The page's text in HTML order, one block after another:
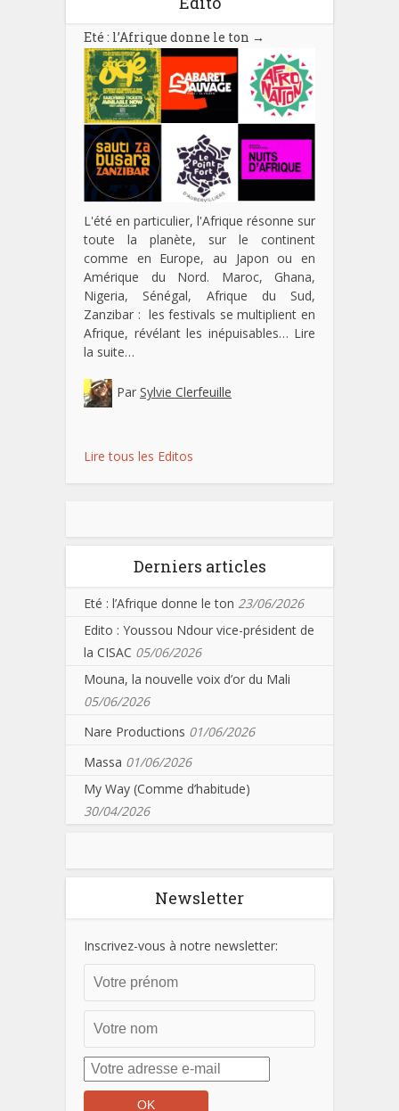
Eté : l’Afrique donne le ton →
L'été en particulier, l'Afrique résonne sur
toute la planète, sur le continent
comme en Europe, au Japon ou en
Amérique du Nord. Maroc, Ghana,
Nigeria, Sénégal, Afrique du Sud,
Zanzibar : les festivals se multiplient en
Afrique, révélant les inépuisables… Lire
la suite…
Par Sylvie Clerfeuille
Lire tous les Editos
Derniers articles
Eté : l’Afrique donne le ton 23/06/2026
Edito : Youssou Ndour vice-président de
la CISAC 05/06/2026
Mouna, la nouvelle voix d’or du Mali
05/06/2026
Nare Productions 01/06/2026
Massa 01/06/2026
My Way (Comme d’habitude)
30/04/2026
Newsletter
Inscrivez-vous à notre newsletter: